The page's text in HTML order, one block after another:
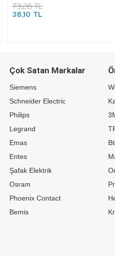
73,26 TL
38,10 TL
Çok Satan Markalar
Siemens
Schneider Electric
Philips
Legrand
Emas
Entes
Şafak Elektrik
Osram
Phoenix Contact
Bemis